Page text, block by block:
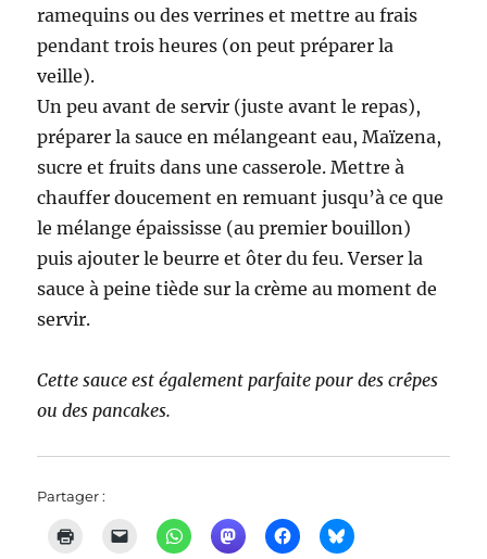
ramequins ou des verrines et mettre au frais
pendant trois heures (on peut préparer la
veille).
Un peu avant de servir (juste avant le repas),
préparer la sauce en mélangeant eau, Maïzena,
sucre et fruits dans une casserole. Mettre à
chauffer doucement en remuant jusqu’à ce que
le mélange épaississe (au premier bouillon)
puis ajouter le beurre et ôter du feu. Verser la
sauce à peine tiède sur la crème au moment de
servir.
Cette sauce est également parfaite pour des crêpes
ou des pancakes.
Partager :